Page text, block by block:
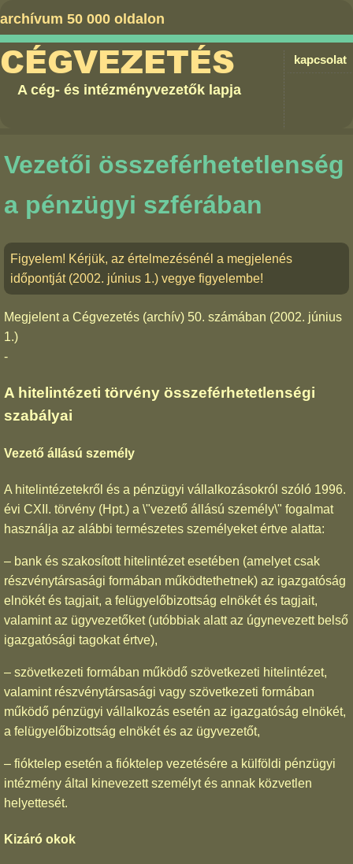
archívum 50 000 oldalon
kapcsolat
CÉGVEZETÉS
A cég- és intézményvezetők lapja
Vezetői összeférhetetlenség
a pénzügyi szférában
Figyelem! Kérjük, az értelmezésénél a megjelenés
időpontját (2002. június 1.) vegye figyelembe!
Megjelent a Cégvezetés (archív) 50. számában (2002. június
1.)
-
A hitelintézeti törvény összeférhetetlenségi
szabályai
Vezető állású személy
A hitelintézetekről és a pénzügyi vállalkozásokról szóló 1996.
évi CXII. törvény (Hpt.) a \"vezető állású személy\" fogalmat
használja az alábbi természetes személyeket értve alatta:
– bank és szakosított hitelintézet esetében (amelyet csak
részvénytársasági formában működtethetnek) az igazgatóság
elnökét és tagjait, a felügyelőbizottság elnökét és tagjait,
valamint az ügyvezetőket (utóbbiak alatt az úgynevezett belső
igazgatósági tagokat értve),
– szövetkezeti formában működő szövetkezeti hitelintézet,
valamint részvénytársasági vagy szövetkezeti formában
működő pénzügyi vállalkozás esetén az igazgatóság elnökét,
a felügyelőbizottság elnökét és az ügyvezetőt,
– fióktelep esetén a fióktelep vezetésére a külföldi pénzügyi
intézmény által kinevezett személyt és annak közvetlen
helyettesét.
Kizáró okok